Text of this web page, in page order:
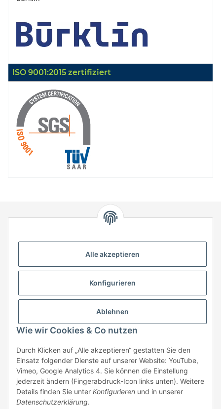
ISO 9001:2015 zertifiziert
74538 Rosengarten-Uttenhofen
Telefon: +49 (0) 7907 943 690
Mail:info@hstronic-gmbh.de
Beratung:+49 (0) 7907 943690
Anfragen oder Muster anfordern:
info@hstronic-gmbh.de
* Alle Preise zzgl. gesetzlicher USt., zzgl.
Alle akzeptieren
Konfigurieren
Ablehnen
Wie wir Cookies & Co nutzen
Durch Klicken auf „Alle akzeptieren“ gestatten Sie den
Einsatz folgender Dienste auf unserer Website: YouTube,
Vimeo, Google Analytics 4. Sie können die Einstellung
jederzeit ändern (Fingerabdruck-Icon links unten). Weitere
Details finden Sie unter Konfigurieren und in unserer
Datenschutzerklärung.